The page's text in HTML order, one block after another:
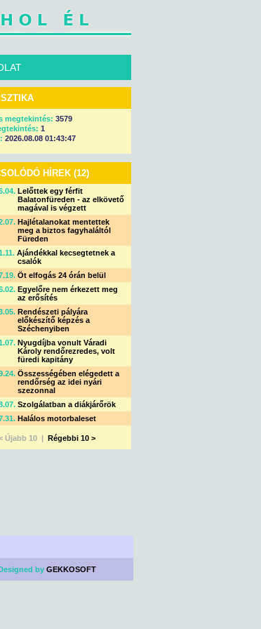
megtekintés: 3579
1
2026.08.08 01:43:47
HÍREK (12)
Lelőttek egy férfit
Balatonfüreden - az elkövető
magával is végzett
Hajlétalanokat mentettek
meg a biztos fagyhaláltól
Füreden
Ajándékkal kecsegtetnek a
csalók
Öt elfogás 24 órán belül
Egyelőre nem érkezett meg
az erősítés
Rendészeti pályára
előkészítő képzés a
Széchenyiben
Nyugdíjba vonult Váradi
Károly rendőrezredes, volt
füredi kapitány
Összességében elégedett a
rendőrség az idei nyári
szezonnal
Szolgálatban a diákjárőrök
Halálos motorbaleset
Újabb 10 | Régebbi 10 >
by GEKKOSOFT